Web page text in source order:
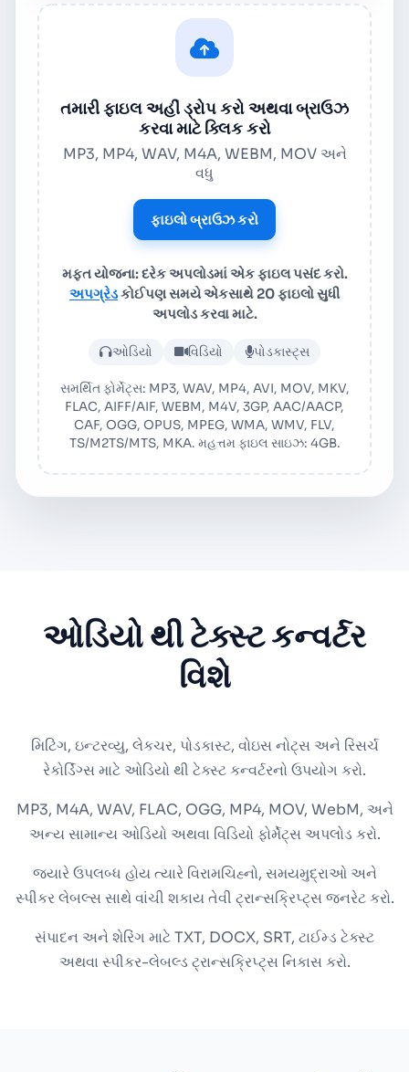
તમારી ફાઇલ અહીં ડ્રોપ કરો અથવા બ્રાઉઝ
કરવા માટે ક્લિક કરો
MP3, MP4, WAV, M4A, WEBM, MOV અને
વધુ
ફાઇલો બ્રાઉઝ કરો
મફત યોજના: દરેક અપલોડમાં એક ફાઇલ પસંદ કરો.
અપગ્રેડકોઈપણ સમયે એકસાથે 20 ફાઇલો સુધી
અપલોડ કરવા માટે.
ઑડિયો અથવા વિડિયો ફાઇલ
ઓડિયો વિડિયો પોડકાસ્ટ્સ
સમર્થિત ફોર્મેટ્સ: MP3, WAV, MP4, AVI, MOV, MKV,
FLAC, AIFF/AIF, WEBM, M4V, 3GP, AAC/AACP,
CAF, OGG, OPUS, MPEG, WMA, WMV, FLV,
TS/M2TS/MTS, MKA. મહત્તમ ફાઇલ સાઇઝ: 4GB.
ઓડિયો થી ટેક્સ્ટ કન્વર્ટર
વિશે
મિટિંગ, ઇન્ટરવ્યુ, લેકચર, પોડકાસ્ટ, વોઇસ નોટ્સ અને રિસર્ચ
રેકોર્ડિંગ્સ માટે ઓડિયો થી ટેક્સ્ટ કન્વર્ટરનો ઉપયોગ કરો.
MP3, M4A, WAV, FLAC, OGG, MP4, MOV, WebM, અને
અન્ય સામાન્ય ઓડિયો અથવા વિડિયો ફોર્મેટ્સ અપલોડ કરો.
જ્યારે ઉપલબ્ધ હોય ત્યારે વિરામચિહ્નો, સમયમુદ્રાઓ અને
સ્પીકર લેબલ્સ સાથે વાંચી શકાય તેવી ટ્રાન્સક્રિપ્ટ્સ જનરેટ કરો.
સંપાદન અને શેરિંગ માટે TXT, DOCX, SRT, ટાઈમ્ડ ટેક્સ્ટ
અથવા સ્પીકર-લેબલ્ડ ટ્રાન્સક્રિપ્ટ્સ નિકાસ કરો.